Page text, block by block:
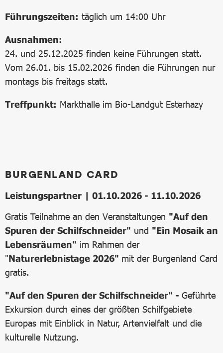
Führungszeiten: täglich um 14:00 Uhr
Ausnahmen:
24. und 25.12.2025 finden keine Führungen statt.
Vom 26.01. bis 15.02.2026 finden die Führungen nur
montags bis freitags statt.
Treffpunkt: Markthalle im Bio-Landgut Esterhazy
BURGENLAND CARD
Leistungspartner | 01.10.2026 - 11.10.2026
Gratis Teilnahme an den Veranstaltungen "Auf den
Spuren der Schilfschneider" und "Ein Mosaik an
Lebensräumen" im Rahmen der
"Naturerlebnistage 2026" mit der Burgenland Card
gratis.
"Auf den Spuren der Schilfschneider" - Geführte
Exkursion durch eines der größten Schilfgebiete
Europas mit Einblick in Natur, Artenvielfalt und die
kulturelle Nutzung.